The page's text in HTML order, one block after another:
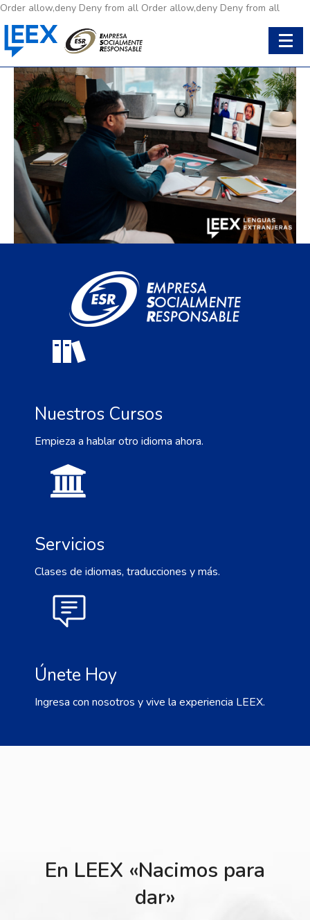
Order allow,deny Deny from all Order allow,deny Deny from all
Nuestros Cursos
Empieza a hablar otro idioma ahora.
Servicios
Clases de idiomas, traducciones y más.
Únete Hoy
Ingresa con nosotros y vive la experiencia LEEX.
En LEEX «Nacimos para
dar»